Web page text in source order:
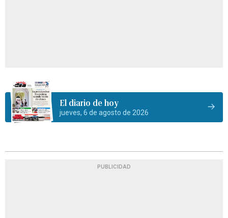
El diario de hoy
jueves, 6 de agosto de 2026
PUBLICIDAD